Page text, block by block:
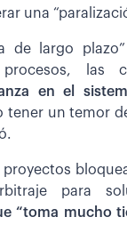
una
de largo
las
en el
tener un temor
para
“toma mucho